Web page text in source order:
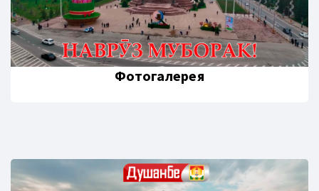
Фотогалерея